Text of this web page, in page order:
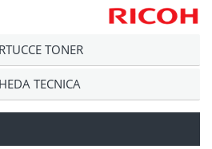
TONER
TECNICA